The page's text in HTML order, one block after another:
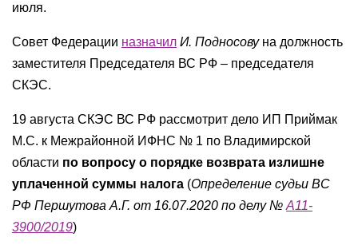
июля.
Совет Федерации назначил И. Подносовуна должность
заместителя Председателя ВС РФ – председателя
СКЭС.
19 августа СКЭС ВС РФ рассмотрит дело ИП Приймак
М.С. к Межрайонной ИФНС № 1 по Владимирской
области по вопросу о порядке возврата излишне
уплаченной суммы налога (Определение судьи ВС
РФ Першутова А.Г. от 16.07.2020 по делу № А11-
3900/2019)